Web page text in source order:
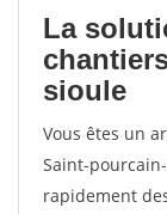
La
sioule
Vous êtes un
Saint-
rapidement